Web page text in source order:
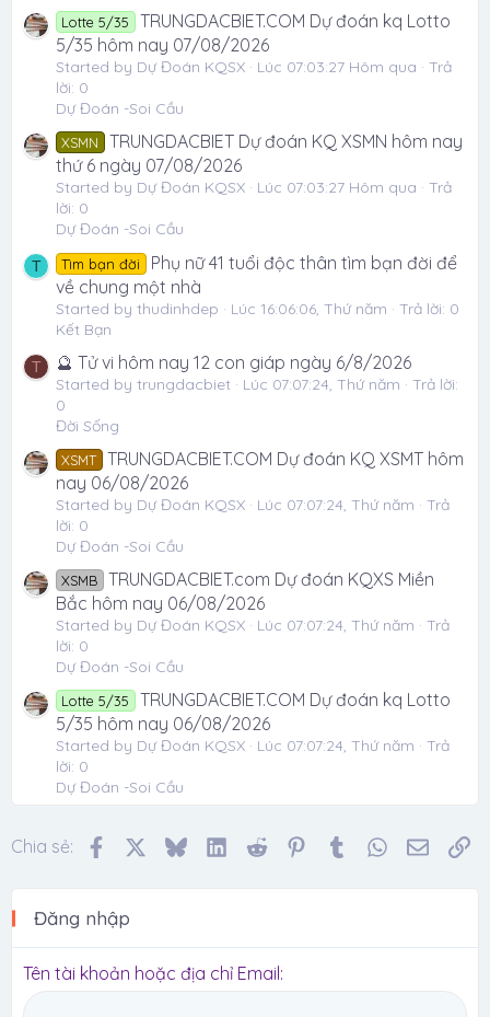
Lotte 5/35
TRUNGDACBIET.COM Dự đoán kq Lotto
5/35 hôm nay 07/08/2026
Started by Dự Đoán KQSX Lúc 07:03:27 Hôm qua
Trả
lời: 0
Dự Đoán -Soi Cầu
XSMN
TRUNGDACBIET Dự đoán KQ XSMN hôm nay
thứ 6 ngày 07/08/2026
Started by Dự Đoán KQSX Lúc 07:03:27 Hôm qua
Trả
lời: 0
Dự Đoán -Soi Cầu
T Tìm bạn đời
Phụ nữ 41 tuổi độc thân tìm bạn đời để
về chung một nhà
Started by thudinhdep Lúc 16:06:06, Thứ năm
Trả lời: 0
Kết Bạn
T 🔮 Tử vi hôm nay 12 con giáp ngày 6/8/2026
Started by trungdacbiet Lúc 07:07:24, Thứ năm
Trả lời:
0
Đời Sống
XSMT TRUNGDACBIET.COM Dự đoán KQ XSMT hôm
nay 06/08/2026
Started by Dự Đoán KQSX Lúc 07:07:24, Thứ năm
Trả
lời: 0
Dự Đoán -Soi Cầu
XSMB
TRUNGDACBIET.com Dự đoán KQXS Miền
Bắc hôm nay 06/08/2026
Started by Dự Đoán KQSX Lúc 07:07:24, Thứ năm
Trả
lời: 0
Dự Đoán -Soi Cầu
Lotte 5/35
TRUNGDACBIET.COM Dự đoán kq Lotto
5/35 hôm nay 06/08/2026
Started by Dự Đoán KQSX Lúc 07:07:24, Thứ năm
Trả
lời: 0
Dự Đoán -Soi Cầu
Chia sẻ: FacebookBlueskyLinkedIn
Reddit Pinterest
Tumblr WhatsApp
Email
Đăng nhập
Tên tài khoản hoặc địa chỉ Email